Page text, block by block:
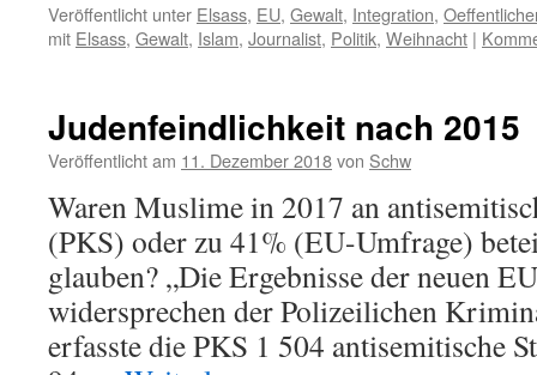
Veröffentlicht unter Elsass, EU, Gewalt, Integration,
mit Elsass, Gewalt, Islam, Journalist, Politik, Weihnacht |
Judenfeindlichkeit nach 2015
Veröffentlicht am 11. Dezember 2018von Schw
Waren Muslime in 2017 an
(PKS) oder zu 41% (EU-Umfrage)
glauben? „Die Ergebnisse der neuen
widersprechen der Polizeilichen
erfasste die PKS 1 504 antisemitische